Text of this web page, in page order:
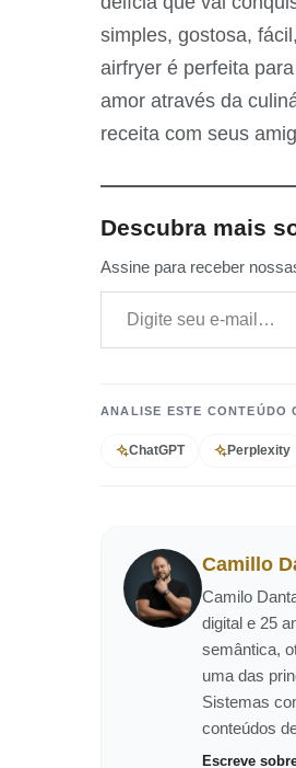
simples, gostosa,
airfryer é perfeita
amor através da
receita com seus
Descubra mais
Assine para receber
Digite seu e-mail…
ANALISE ESTE CONTEÚDO
ChatGPT Perplexity
Camillo
Camilo
digital e 25
semântica,
uma das
Sistemas
conteúdos
Escreve